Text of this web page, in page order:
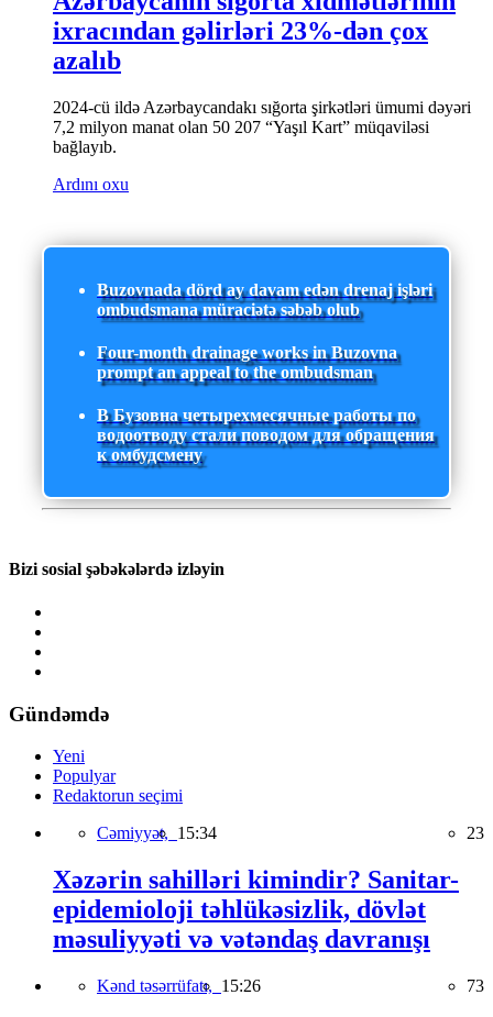
ixracından gəlirləri 23%-dən çox
azalıb
2024-cü ildə Azərbaycandakı sığorta şirkətləri ümumi dəyəri
7,2 milyon manat olan 50 207 “Yaşıl Kart” müqaviləsi
bağlayıb.
Ardını oxu
Buzovnada dörd ay davam edən drenaj işləri
ombudsmana müraciətə səbəb olub
Four-month drainage works in Buzovna
prompt an appeal to the ombudsman
В Бузовна четырехмесячные работы по
водоотводу стали поводом для обращения
к омбудсмену
Bizi sosial şəbəkələrdə izləyin
Gündəmdə
Yeni
Populyar
Redaktorun seçimi
Cəmiyyət, 15:34 23
Xəzərin sahilləri kimindir? Sanitar-
epidemioloji təhlükəsizlik, dövlət
məsuliyyəti və vətəndaş davranışı
Kənd təsərrüfatı, 15:26 73